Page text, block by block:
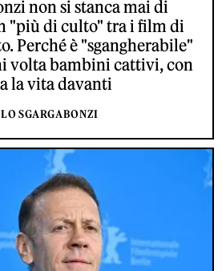
non si stanca mai di
"più di culto" tra i film di
Perché è "sgangherabile"
volta bambini cattivi, con
la vita davanti
SGARGABONZI